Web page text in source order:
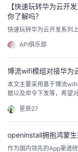
【快速玩转华为云开
你了解吗？
快速玩转华为云开发系列
API俱乐部
博流wifi模组对接华为
本文主要采用基于博流
据以及命令下发等，希望
星辰27
openinstall拥抱鸿蒙
作为国内领先的App渠道